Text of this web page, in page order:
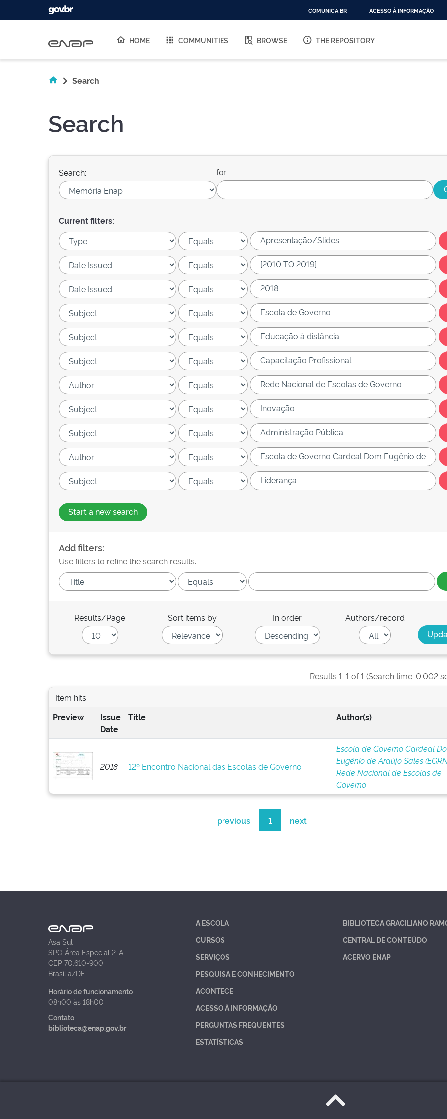
O
COMUNICA BR ACESSO À INFORMAÇÃO
HOME COMMUNITIES BROWSE THE REPOSITORY
Search
Search
Search: for
Current filters:
Start a new search
Add filters:
Use filters to refine the search results.
Results/Page Sort items by In order Authors/record
Results 1-1 of 1 (Search time: 0.002
Item hits:
Preview
Issue
Date
Title Author(s)
2018 12º Encontro Nacional das Escolas de Governo
Escola de Governo Cardeal
Eugênio de Araújo Sales
Rede Nacional de Escolas de
Governo
previous 1 next
Asa Sul
SPO Área Especial 2-A
CEP 70.610-900
Brasília/DF
Horário de funcionamento
08h00 às 18h00
Contato
biblioteca@enap.gov.br
A ESCOLA
CURSOS
SERVIÇOS
PESQUISA E CONHECIMENTO
ACONTECE
ACESSO À INFORMAÇÃO
PERGUNTAS FREQUENTES
ESTATÍSTICAS
BIBLIOTECA GRACILIANO
CENTRAL DE CONTEÚDO
ACERVO ENAP